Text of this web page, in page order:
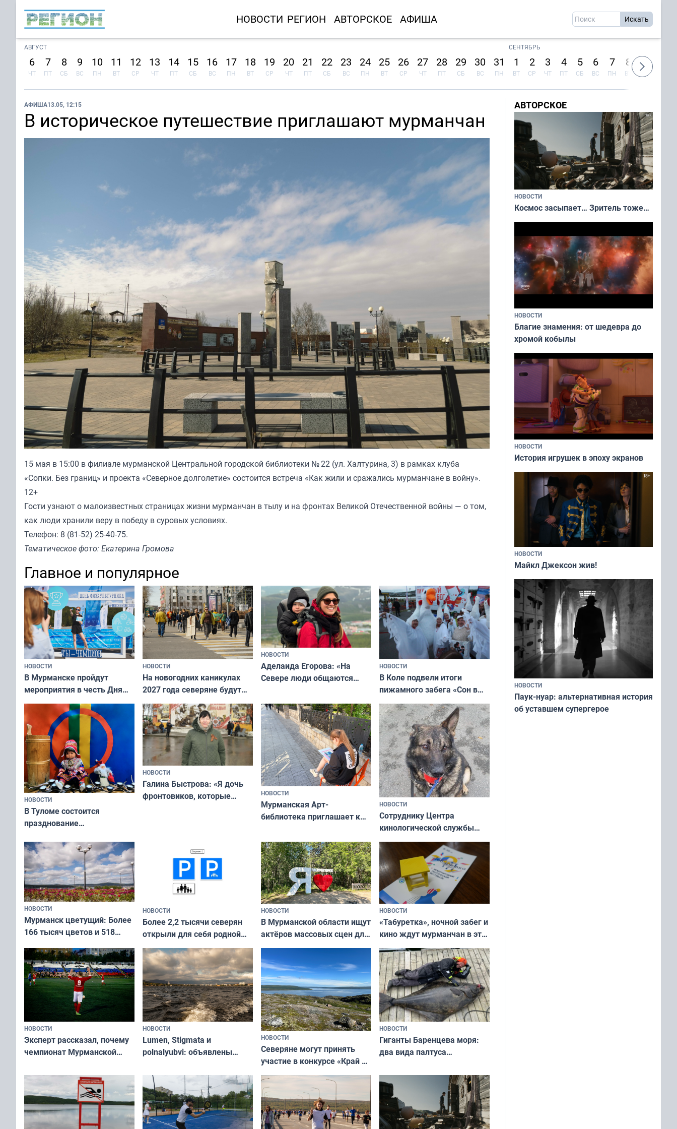
НОВОСТИ РЕГИОН АВТОРСКОЕ АФИША
АВГУСТ
6
ЧТ
7
ПТ
8
СБ
9
ВС
10
ПН
11
ВТ
12
СР
13
ЧТ
14
ПТ
15
СБ
16
ВС
17
ПН
18
ВТ
19
СР
20
ЧТ
21
ПТ
22
СБ
23
ВС
24
ПН
25
ВТ
26
СР
27
ЧТ
28
ПТ
29
СБ
30
ВС
31
ПН
СЕНТЯБРЬ
1
ВТ
2
СР
3
ЧТ
4
ПТ
5
СБ
6
ВС
7
ПН
8
ВТ
9
СР
АФИША13.05, 12:15
В историческое путешествие приглашают мурманчан
15 мая в 15:00 в филиале мурманской Центральной городской библиотеки № 22 (ул. Халтурина, 3) в рамках клуба
«Сопки. Без границ» и проекта «Северное долголетие» состоится встреча «Как жили и сражались мурманчане в войну».
12+
Гости узнают о малоизвестных страницах жизни мурманчан в тылу и на фронтах Великой Отечественной войны — о том,
как люди хранили веру в победу в суровых условиях.
Телефон: 8 (81-52) 25-40-75.
Тематическое фото: Екатерина Громова
Главное и популярное
НОВОСТИ
В Мурманске пройдут
мероприятия в честь Дня
физкультурника
НОВОСТИ
На новогодних каникулах
2027 года северяне будут
отдыхать 11 дней
НОВОСТИ
Аделаида Егорова: «На
Севере люди общаются
а потому что
ты им интересен»
НОВОСТИ
В Коле подвели итоги
пижамного забега «Сон в
Олимпийскую ночь»
НОВОСТИ
В Туломе состоится
празднование
коренных народов мира
НОВОСТИ
Галина Быстрова: «Я дочь
фронтовиков, которые
НОВОСТИ
Мурманская Арт-
библиотека приглашает к
и фотографов
НОВОСТИ
Сотруднику Центра
кинологической службы
ищут новый дом
НОВОСТИ
Мурманск цветущий: Более
166 тысяч цветов и 518
НОВОСТИ
Более 2,2 тысячи северян
открыли для себя родной
край в рамках проекта
«Туризм для своих»
НОВОСТИ
В Мурманской области ищут
актёров массовых сцен для
съёмок в
короткометражном фильме
НОВОСТИ
«Табуретка», ночной забег и
кино ждут мурманчан в эти
выходные
НОВОСТИ
Эксперт рассказал, почему
чемпионат Мурманской
незамеченным
НОВОСТИ
Lumen, Stigmata и
polnalyubvi: объявлены
«Имандра» в 2026 года
НОВОСТИ
Северяне могут принять
участие в конкурсе «Край у
северной границы: фотогид
по Печенгскому округу»
НОВОСТИ
Гиганты Баренцева моря:
два вида палтуса
АВТОРСКОЕ
НОВОСТИ
Космос засыпает… Зритель тоже…
НОВОСТИ
Благие знамения: от шедевра до
хромой кобылы
НОВОСТИ
История игрушек в эпоху экранов
НОВОСТИ
Майкл Джексон жив!
НОВОСТИ
Паук-нуар: альтернативная история
об уставшем супергерое